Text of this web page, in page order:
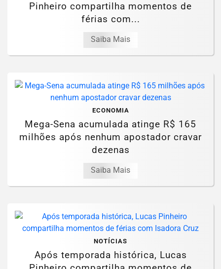
Pinheiro compartilha momentos de
férias com...
Saiba Mais
ECONOMIA
Mega-Sena acumulada atinge R$ 165
milhões após nenhum apostador cravar
dezenas
Saiba Mais
NOTÍCIAS
Após temporada histórica, Lucas